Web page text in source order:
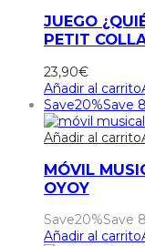
JUEGO
PETIT
23,90€
Añadir al carrito
Save20%Save
Añadir al carrito
MÓVIL
OYOY
Save20%Save
Añadir al carrito